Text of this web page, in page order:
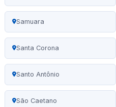
Samuara
Santa Corona
Santo Antônio
São Caetano